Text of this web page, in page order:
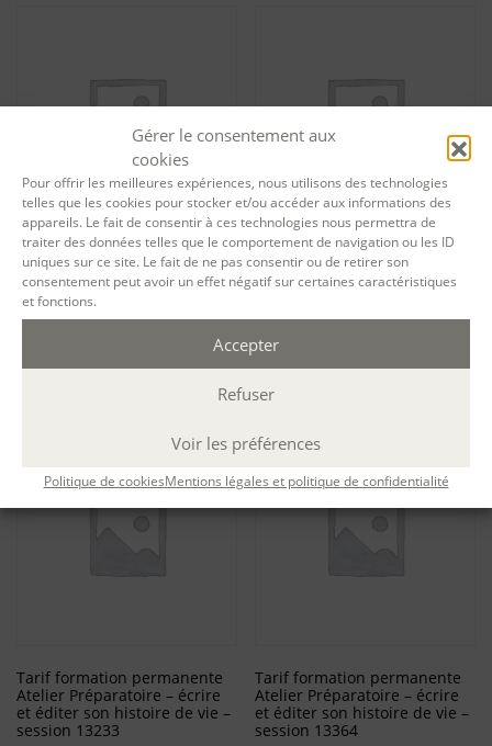
Gérer le consentement aux
cookies
Pour offrir les meilleures expériences, nous utilisons des technologies
telles que les cookies pour stocker et/ou accéder aux informations des
appareils. Le fait de consentir à ces technologies nous permettra de
traiter des données telles que le comportement de navigation ou les ID
uniques sur ce site. Le fait de ne pas consentir ou de retirer son
consentement peut avoir un effet négatif sur certaines caractéristiques
et fonctions.
Accepter
Refuser
Voir les préférences
Politique de cookiesMentions légales et politique de confidentialité
Tarif formation permanente
Atelier préparatoire – Écrire
et éditer son histoire de vie –
session 13006
Ajouter au panier
Tarif formation permanente
Atelier préparatoire – Écrire
et éditer son histoire de vie –
180,00
Ajouter au panier
Tarif formation permanente
Atelier Préparatoire – écrire
et éditer son histoire de vie –
session 13233
Tarif formation permanente
Atelier Préparatoire – écrire
et éditer son histoire de vie –
session 13364